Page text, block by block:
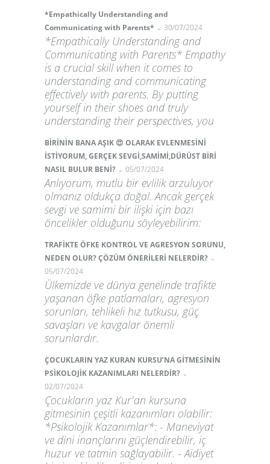
*Empathically Understanding and
Communicating with Parents* - 30/07/2024
*Empathically Understanding and
Communicating with Parents* Empathy
is a crucial skill when it comes to
understanding and communicating
effectively with parents. By putting
yourself in their shoes and truly
understanding their perspectives, you
BİRİNİN BANA AŞIK 😍 OLARAK EVLENMESİNİ
İSTİYORUM, GERÇEK SEVGİ,SAMİMİ,DÜRÜST BİRİ
NASIL BULUR BENİ? - 05/07/2024
Anlıyorum, mutlu bir evlilik arzuluyor
olmanız oldukça doğal. Ancak gerçek
sevgi ve samimi bir ilişki için bazı
öncelikler olduğunu söyleyebilirim:
TRAFİKTE ÖFKE KONTROL VE AGRESYON SORUNU,
NEDEN OLUR? ÇÖZÜM ÖNERİLERİ NELERDİR? -
05/07/2024
Ülkemizde ve dünya genelinde trafikte
yaşanan öfke patlamaları, agresyon
sorunları, tehlikeli hız tutkusu, güç
savaşları ve kavgalar önemli
sorunlardır.
ÇOCUKLARIN YAZ KURAN KURSU’NA GİTMESİNİN
PSİKOLOJİK KAZANIMLARI NELERDİR? -
02/07/2024
Çocukların yaz Kur'an kursuna
gitmesinin çeşitli kazanımları olabilir:
*Psikolojik Kazanımlar*: - Maneviyat
ve dini inançlarını güçlendirebilir, iç
huzur ve tatmin sağlayabilir. - Aidiyet